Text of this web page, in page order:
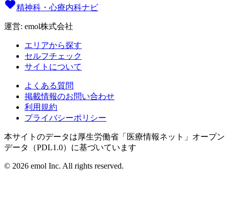
精神科・心療内科ナビ
運営: emol株式会社
エリアから探す
セルフチェック
サイトについて
よくある質問
掲載情報のお問い合わせ
利用規約
プライバシーポリシー
本サイトのデータは厚生労働省「医療情報ネット」オープン
データ（PDL1.0）に基づいています
© 2026 emol Inc. All rights reserved.